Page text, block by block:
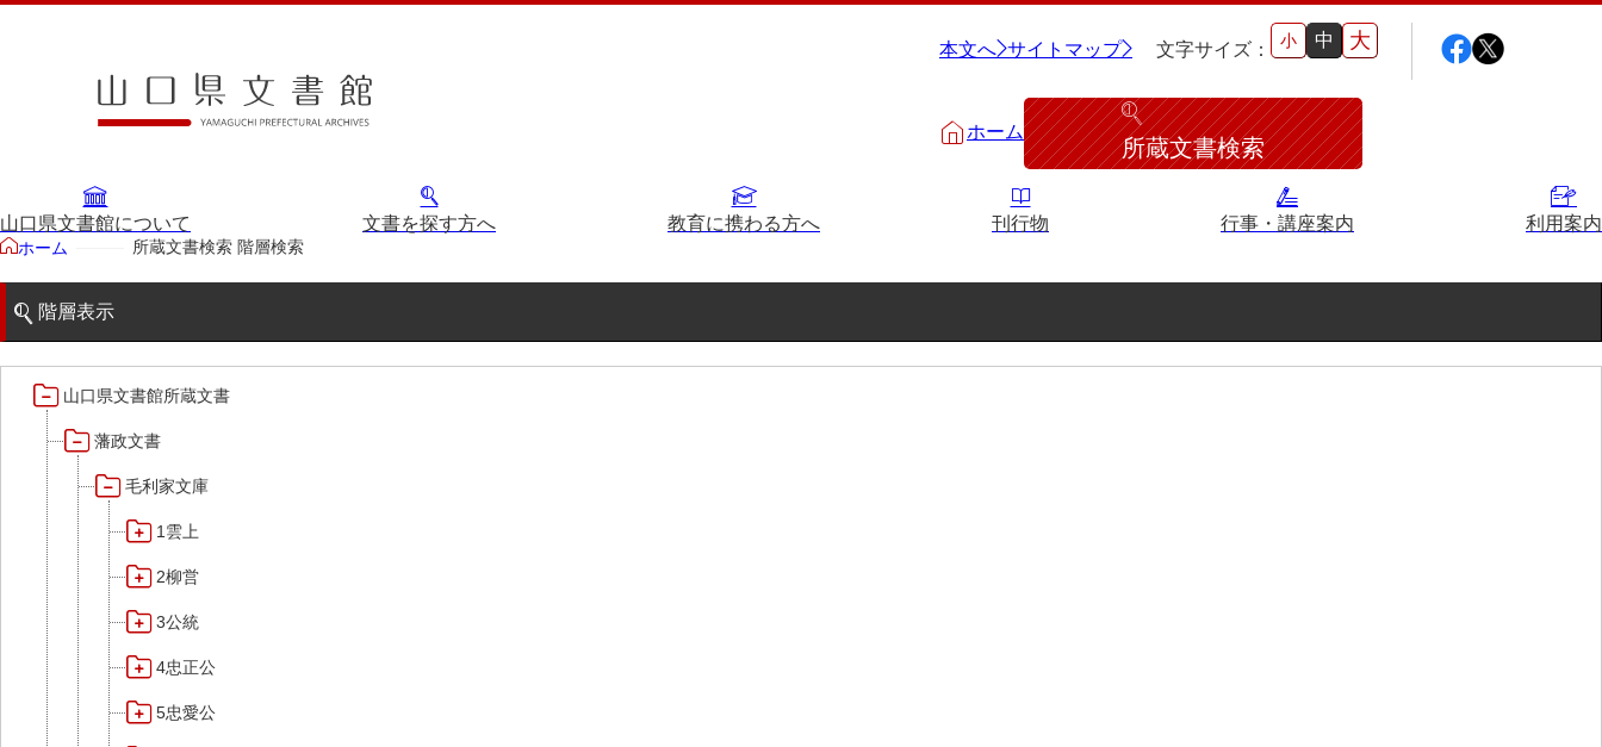
本文へ サイトマップ 文字サイズ： 小 中 大
ホーム
所蔵文書検索
山口県文書館について 文書を探す方へ 教育に携わる方へ 刊行物 行事・講座案内 利用案内
ホーム 所蔵文書検索 階層検索
階層表示
山口県文書館所蔵文書
藩政文書
毛利家文庫
1雲上
2柳営
3公統
4忠正公
5忠愛公